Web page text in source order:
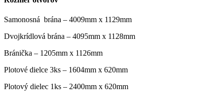
Samonosná brána – 4009mm x 1129mm
Dvojkrídlová brána – 4095mm x 1128mm
Bránička – 1205mm x 1126mm
Plotové dielce 3ks – 1604mm x 620mm
Plotový dielec 1ks – 2400mm x 620mm